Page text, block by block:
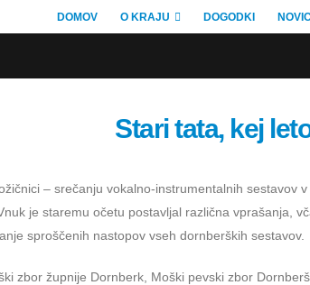
DOMOV O KRAJU DOGODKI
Stari tata, kej
– srečanju vokalno-instrumentalnih sestavov
je staremu očetu postavljal različna vprašanja,
sproščenih nastopov vseh dornberških sestavov.
zbor župnije Dornberk, Moški pevski zbor